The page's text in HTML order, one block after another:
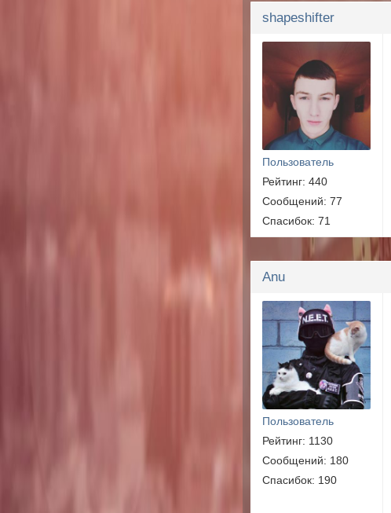
shapeshifter
Пользователь
Рейтинг: 440
Сообщений: 77
Спасибок: 71
Anu
Пользователь
Рейтинг: 1130
Сообщений: 180
Спасибок: 190